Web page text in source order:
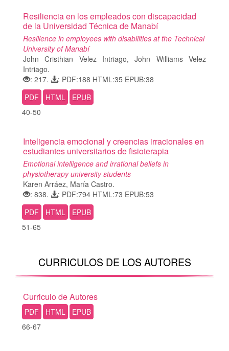
Resiliencia en los empleados con discapacidad
de la Universidad Técnica de Manabí
Resilience in employees with disabilities at the Technical
University of Manabí
John Cristhian Velez Intriago, John Williams Velez
Intriago.
: 217.
: PDF:188 HTML:35 EPUB:38
PDF
HTML
EPUB
40-50
Inteligencia emocional y creencias irracionales en
estudiantes universitarios de fisioterapia
Emotional intelligence and irrational beliefs in
physiotherapy university students
Karen Arráez, María Castro.
: 838.
: PDF:794 HTML:73 EPUB:53
PDF
HTML
EPUB
51-65
CURRICULOS DE LOS AUTORES
Curriculo de Autores
PDF HTML
EPUB
66-67